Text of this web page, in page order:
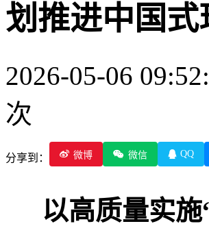
划推进中国
2026-05-06
次
分享到： 微博 微信 QQ
以高质量实施